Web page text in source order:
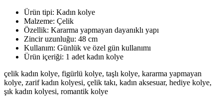
Ürün tipi: Kadın kolye
Malzeme: Çelik
Özellik: Kararma yapmayan dayanıklı yapı
Zincir uzunluğu: 48 cm
Kullanım: Günlük ve özel gün kullanımı
Ürün içeriği: 1 adet kadın kolye
çelik kadın kolye, figürlü kolye, taşlı kolye, kararma yapmayan
kolye, zarif kadın kolyesi, çelik takı, kadın aksesuar, hediye kolye,
şık kadın kolyesi, romantik kolye